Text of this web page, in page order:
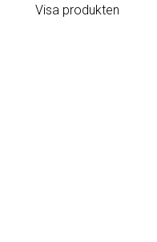
Visa produkten